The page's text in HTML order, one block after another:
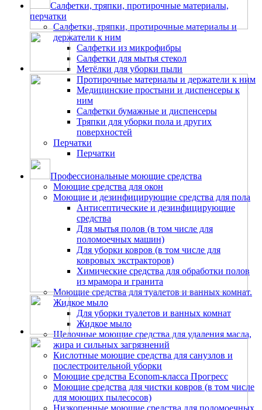
Салфетки, тряпки, протирочные материалы,
перчатки
Салфетки, тряпки, протирочные материалы и
держатели к ним
Салфетки из микрофибры
Салфетки для мытья стекол
Метёлки для уборки пыли
Протирочные материалы и держатели к ним
Медицинские простыни и диспенсеры к
ним
Салфетки бумажные и диспенсеры
Тряпки для уборки пола и других
поверхностей
Перчатки
Перчатки
Профессиональные моющие средства
Моющие средства для окон
Моющие и дезинфицирующие средства для пола
Антисептические и дезинфицирующие
средства
Для мытья полов (в том числе для
поломоечных машин)
Для уборки ковров (в том числе для
ковровых экстракторов)
Химические средства для обработки полов
из мрамора и гранита
Моющие средства для туалетов и ванных комнат.
Жидкое мыло
Для уборки туалетов и ванных комнат
Жидкое мыло
Щелочные моющие средства для удаления масла,
жира и сильных загрязнений
Кислотные моющие средства для санузлов и
послестроительной уборки
Моющие средства Econom-класса Прогресс
Моющие средства для чистки ковров (в том числе
для моющих пылесосов)
Низкопенные моющие средства для поломоечных